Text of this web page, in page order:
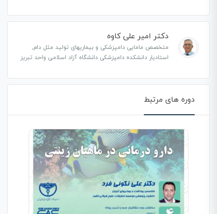
دکتر امیر علی کاوه
متخصص مامایی دامپزشکی و بیماریهای تولید مثل دام,
استادیار دانشکده دامپزشکی دانشگاه آزاد اسلامی واحد تبریز
دوره های مرتبط